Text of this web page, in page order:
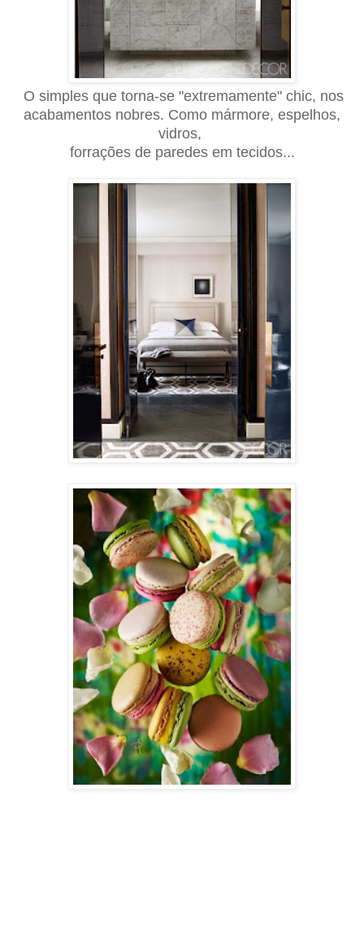
O simples que torna-se "extremamente" chic, nos
acabamentos nobres. Como mármore, espelhos,
vidros,
forrações de paredes em tecidos...